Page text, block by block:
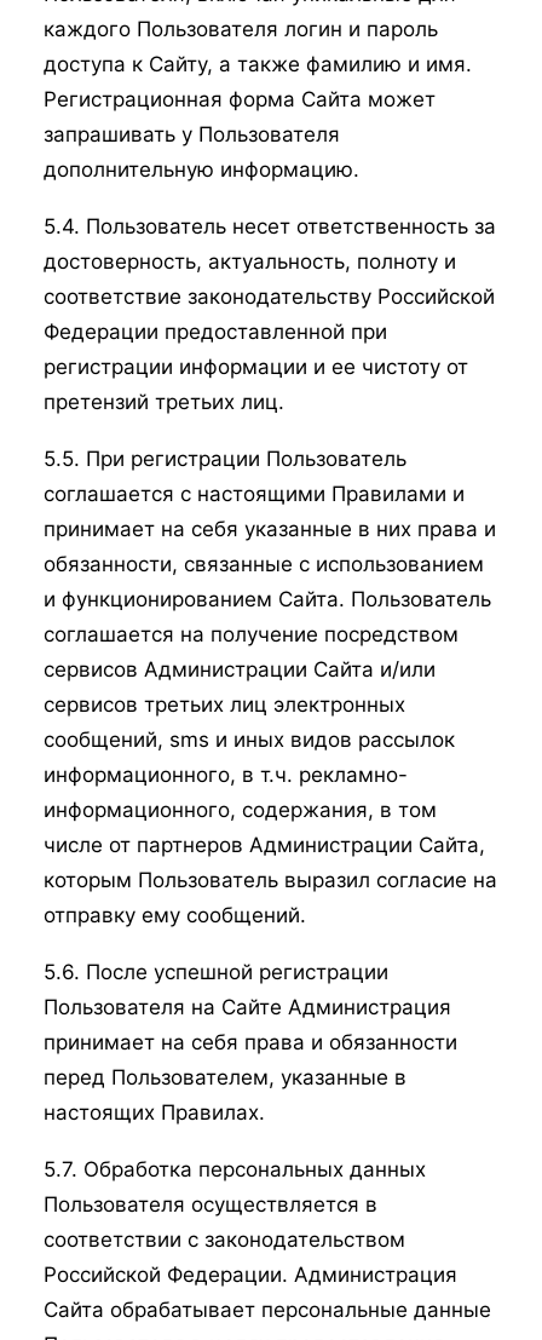
каждого Пользователя логин и пароль
доступа к Сайту, а также фамилию и имя.
Регистрационная форма Сайта может
запрашивать у Пользователя
дополнительную информацию.
5.4. Пользователь несет ответственность за
достоверность, актуальность, полноту и
соответствие законодательству Российской
Федерации предоставленной при
регистрации информации и ее чистоту от
претензий третьих лиц.
5.5. При регистрации Пользователь
соглашается с настоящими Правилами и
принимает на себя указанные в них права и
обязанности, связанные с использованием
и функционированием Сайта. Пользователь
соглашается на получение посредством
сервисов Администрации Сайта и/или
сервисов третьих лиц электронных
сообщений, sms и иных видов рассылок
информационного, в т.ч. рекламно-
информационного, содержания, в том
числе от партнеров Администрации Сайта,
которым Пользователь выразил согласие на
отправку ему сообщений.
5.6. После успешной регистрации
Пользователя на Сайте Администрация
принимает на себя права и обязанности
перед Пользователем, указанные в
настоящих Правилах.
5.7. Обработка персональных данных
Пользователя осуществляется в
соответствии с законодательством
Российской Федерации. Администрация
Сайта обрабатывает персональные данные